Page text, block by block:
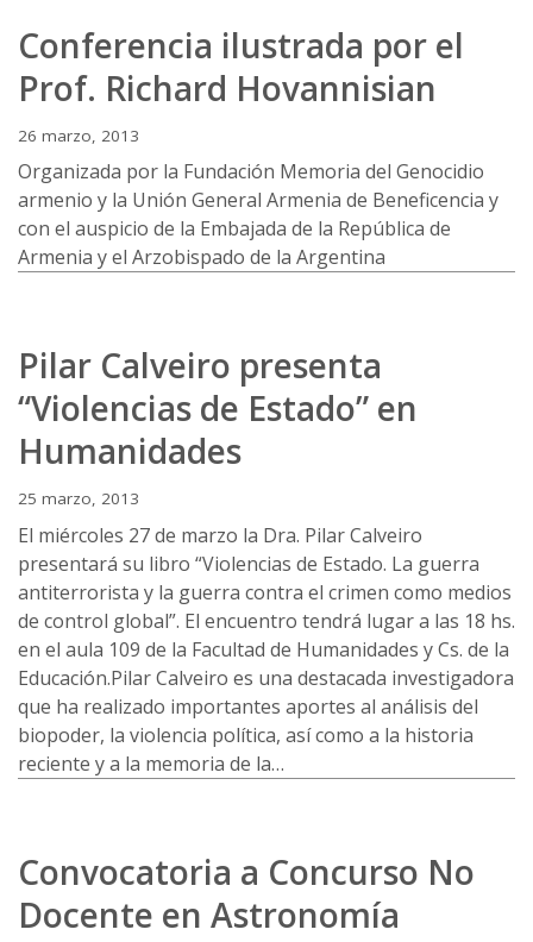
Conferencia ilustrada por el
Prof. Richard Hovannisian
26 marzo, 2013
Organizada por la Fundación Memoria del Genocidio
armenio y la Unión General Armenia de Beneficencia y
con el auspicio de la Embajada de la República de
Armenia y el Arzobispado de la Argentina
Pilar Calveiro presenta
“Violencias de Estado” en
Humanidades
25 marzo, 2013
El miércoles 27 de marzo la Dra. Pilar Calveiro
presentará su libro “Violencias de Estado. La guerra
antiterrorista y la guerra contra el crimen como medios
de control global”. El encuentro tendrá lugar a las 18 hs.
en el aula 109 de la Facultad de Humanidades y Cs. de la
Educación.Pilar Calveiro es una destacada investigadora
que ha realizado importantes aportes al análisis del
biopoder, la violencia política, así como a la historia
reciente y a la memoria de la…
Convocatoria a Concurso No
Docente en Astronomía